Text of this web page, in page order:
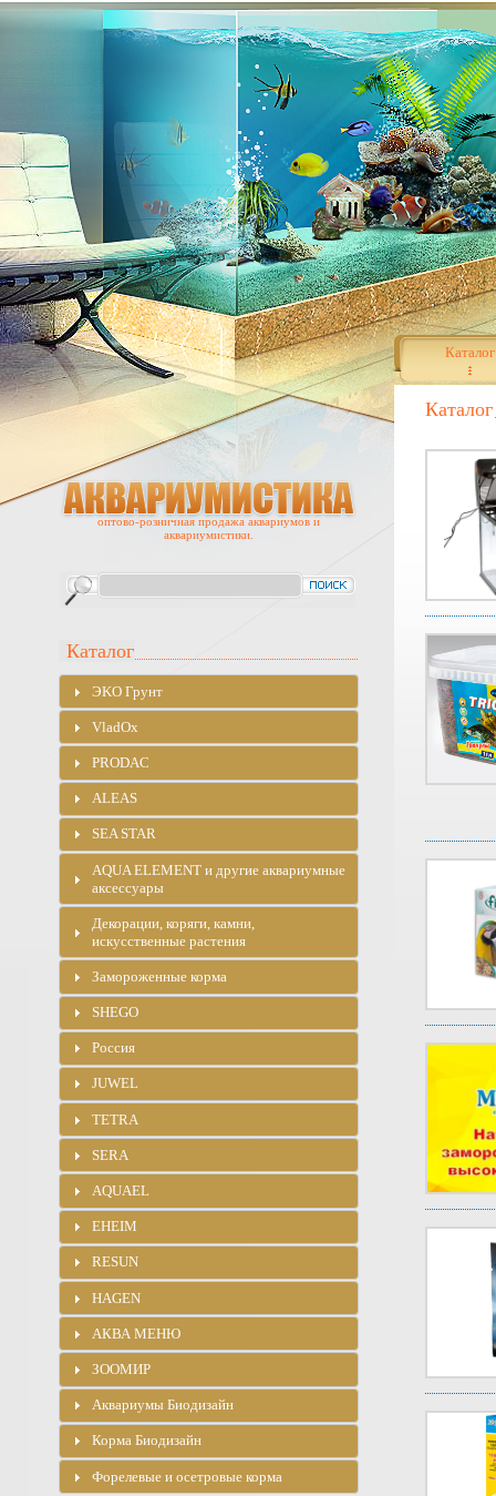
Каталог
Каталог
оптово-розничная продажа аквариумов и
аквариумистики.
Каталог
ЭKO Грунт
VladOx
PRODAC
ALEAS
SEA STAR
AQUA ELEMENT и другие аквариумные
аксессуары
Декорации, коряги, камни,
искусственные растения
Замороженные корма
SHEGO
Россия
JUWEL
TETRA
SERA
AQUAEL
EHEIM
RESUN
HAGEN
АКВА МЕНЮ
ЗООМИР
Аквариумы Биодизайн
Корма Биодизайн
Форелевые и осетровые корма